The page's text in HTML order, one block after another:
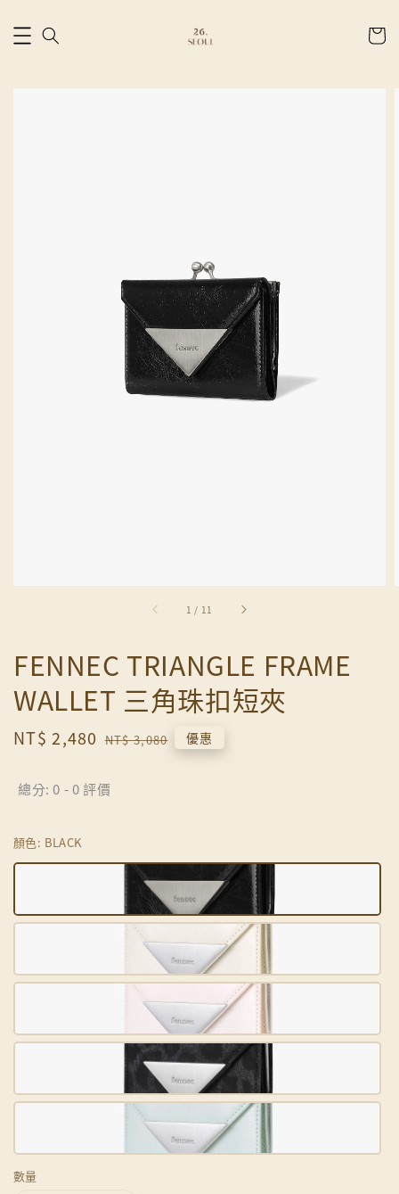
1 / 11
FENNEC TRIANGLE FRAME
WALLET 三角珠扣短夾
Sale
NT$ 2,480 Regular
NT$ 3,080 優惠
總分:0 -0評價
顏色: BLACK
數量